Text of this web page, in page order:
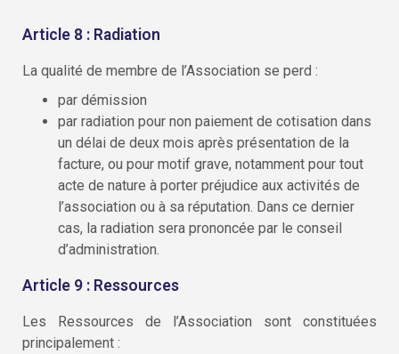
Article 8 : Radiation
La qualité de membre de l’Association se perd :
par démission
par radiation pour non paiement de cotisation dans
un délai de deux mois après présentation de la
facture, ou pour motif grave, notamment pour tout
acte de nature à porter préjudice aux activités de
l’association ou à sa réputation. Dans ce dernier
cas, la radiation sera prononcée par le conseil
d’administration.
Article 9 : Ressources
Les Ressources de l’Association sont constituées
principalement :